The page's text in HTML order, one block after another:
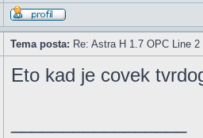
Tema posta: Re: Astra H 1.7 OPC Line 2
Eto kad je covek